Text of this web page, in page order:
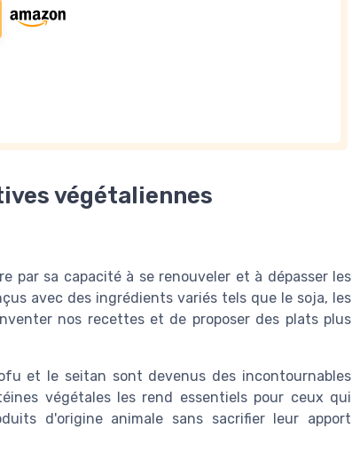
végétaliennes
par sa capacité à se renouveler et à dépasser les
avec des ingrédients variés tels que le soja, les
nos recettes et de proposer des plats plus
et le seitan sont devenus des incontournables
végétales les rend essentiels pour ceux qui
d'origine animale sans sacrifier leur apport